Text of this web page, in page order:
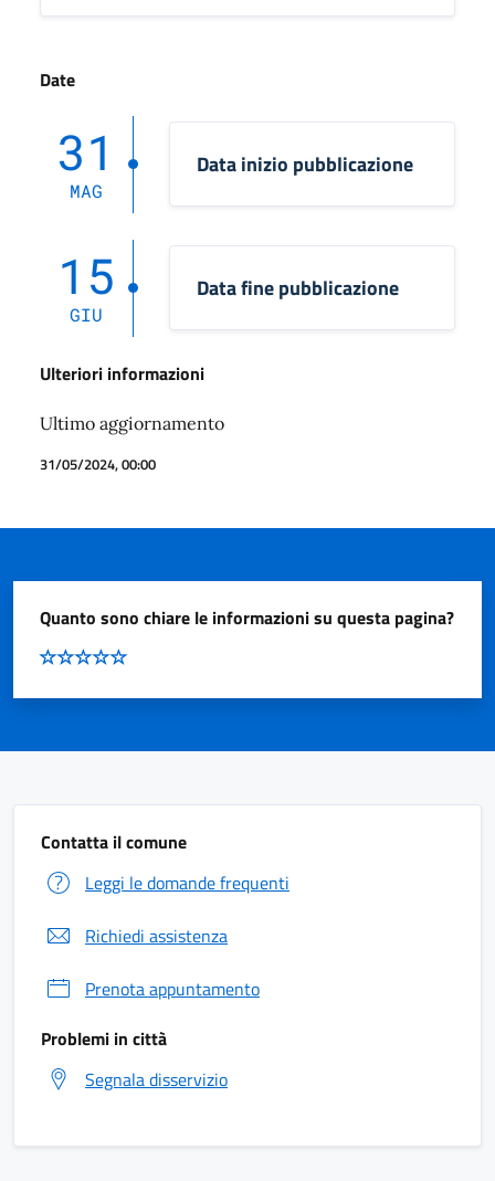
Date
31
MAG
Data inizio pubblicazione
15
GIU
Data fine pubblicazione
Ulteriori informazioni
Ultimo aggiornamento
31/05/2024, 00:00
Quanto sono chiare le informazioni su questa pagina?
Contatta il comune
Leggi le domande frequenti
Richiedi assistenza
Prenota appuntamento
Problemi in città
Segnala disservizio